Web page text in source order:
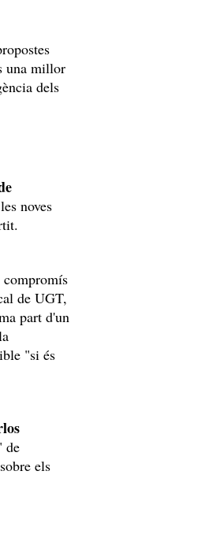
una millor
dels
noves
compromís
de UGT,
part d'un
"si és
de
els